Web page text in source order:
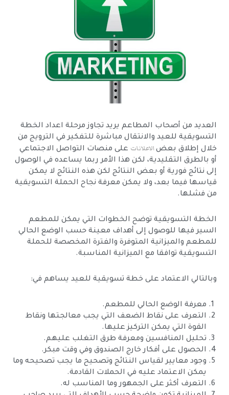
العديد من أصحاب المطاعم يريد تجاوز مرحلة اعداد الخطة
التسويقية للعيد والانتقال مباشرة للتفكير في الترويج من
خلال إطلاق بعضالاعلانات على منصات التواصل الاجتماعي
أو بالطرق التقليدية، لكن هذا الأمر ربما يساعده في الوصول
إلى نتائج فورية أو بعض النتائج لكن هذه النتائج لا يمكن
قياسها فيما بعد، ولا يمكن معرفة نجاح الحملة التسويقية
من فشلها.
الخطة التسويقية توضح الخطوات التي يمكن للمطعم
السير فيها للوصول إلى أهداف معينة حسب الوضع الحالي
للمطعم والميزانية المتوفرة والفترة المخصصة للحملة
التسويقية توافقا مع الميزانية المناسبة.
وبالتالي الاعتماد على خطة تسويقية للعيد يساهم في:
معرفة الوضع الحالي للمطعم.
التعرف على نقاط الضعف التي يجب معالجتها ونقاط
القوة التي يمكن التركيز عليها.
تحليل المنافسين ومعرفة طرق التغلب عليهم.
الحصول على أفكار خارج الصندوق وفي وقت مبكر.
وجود معايير لقياس النتائج وتصحيح ما يجب تصحيحه وما
يمكن الاعتماد عليه في الحملات القادمة.
التعرف أكثر على الجمهور وما المناسب له.